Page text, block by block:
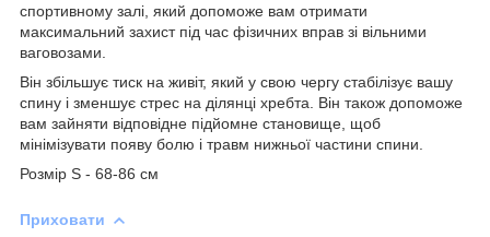
спортивному залі, який допоможе вам отримати
максимальний захист під час фізичних вправ зі вільними
ваговозами.
Він збільшує тиск на живіт, який у свою чергу стабілізує вашу
спину і зменшує стрес на ділянці хребта. Він також допоможе
вам зайняти відповідне підйомне становище, щоб
мінімізувати появу болю і травм нижньої частини спини.
Розмір S - 68-86 см
Приховати